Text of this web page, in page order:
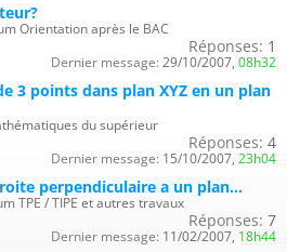
Orientation après le BAC
Réponses: 1
Dernier message: 29/10/2007, 08h32
3 points dans plan XYZ en un plan
du supérieur
Réponses: 4
Dernier message: 15/10/2007, 23h04
perpendiculaire a un plan...
TPE / TIPE et autres travaux
Réponses: 7
Dernier message: 11/02/2007, 18h44